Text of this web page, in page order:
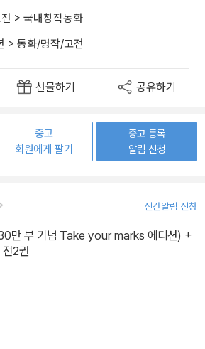
> 국내창작동화
> 동화/명작/고전
선물하기 공유하기
중고
회원에게 팔기
중고 등록
알림 신청
신간알림 신청
만 부 기념 Take your marks 에디션) +
2권